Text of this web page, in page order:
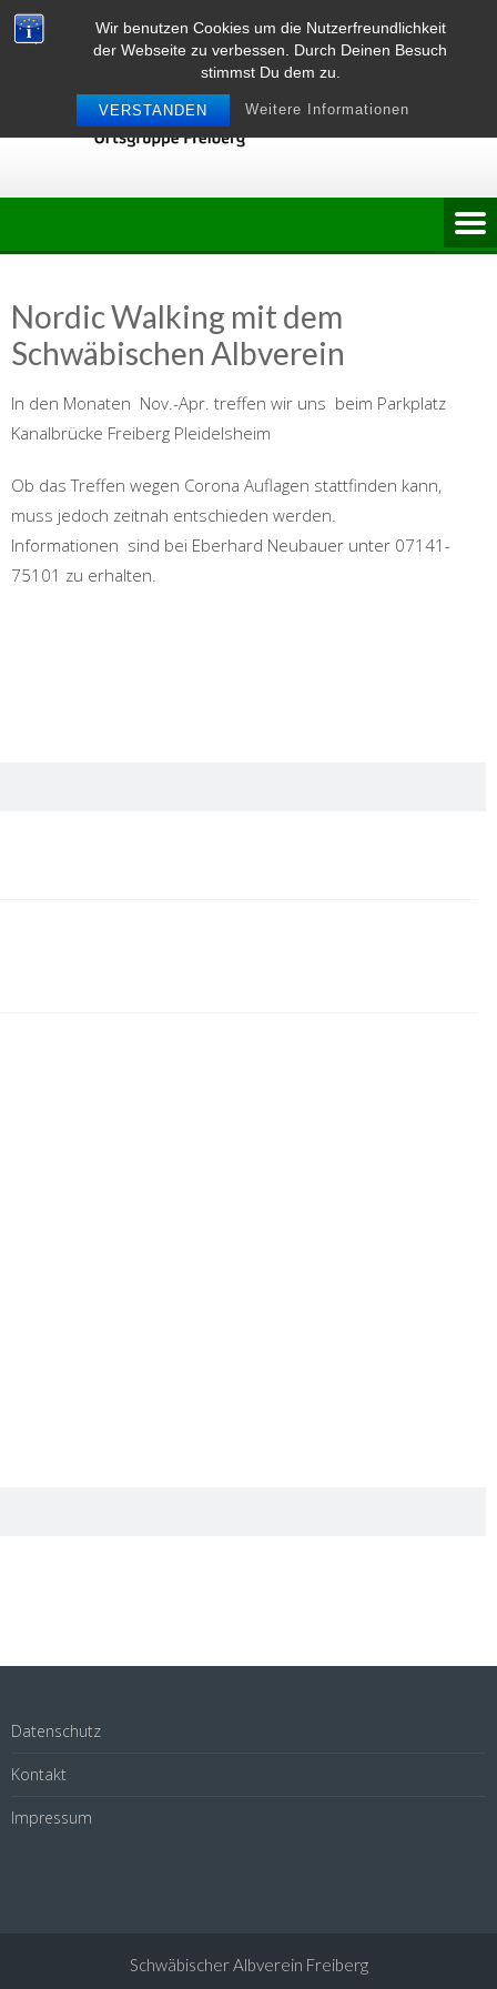
Wir benutzen Cookies um die Nutzerfreundlichkeit
der Webseite zu verbessen. Durch Deinen Besuch
stimmst Du dem zu.
VERSTANDEN Weitere Informationen
Skip
to
Nordic Walking mit dem
Schwäbischen Albverein
In den Monaten Nov.-Apr. treffen wir uns beim Parkplatz
Kanalbrücke Freiberg Pleidelsheim
Ob das Treffen wegen Corona Auflagen stattfinden kann,
muss jedoch zeitnah entschieden werden.
Informationen sind bei Eberhard Neubauer unter 07141-
75101 zu erhalten.
Datenschutz
Kontakt
Impressum
Schwäbischer Albverein Freiberg